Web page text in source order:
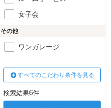
女子会
その他
ワンガレージ
すべてのこだわり条件を見る
検索結果6件